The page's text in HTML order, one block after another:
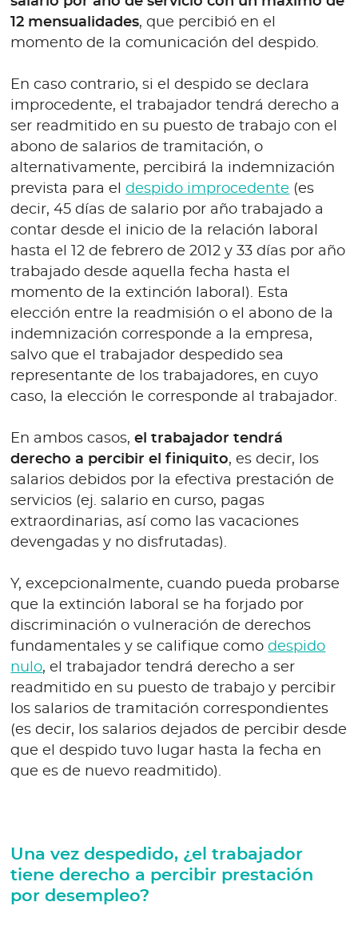
12 mensualidades, que percibió en el
momento de la comunicación del despido.
En caso contrario, si el despido se declara
improcedente, el trabajador tendrá derecho a
ser readmitido en su puesto de trabajo con el
abono de salarios de tramitación, o
alternativamente, percibirá la indemnización
prevista para eldespido improcedente (es
decir, 45 días de salario por año trabajado a
contar desde el inicio de la relación laboral
hasta el 12 de febrero de 2012 y 33 días por año
trabajado desde aquella fecha hasta el
momento de la extinción laboral). Esta
elección entre la readmisión o el abono de la
indemnización corresponde a la empresa,
salvo que el trabajador despedido sea
representante de los trabajadores, en cuyo
caso, la elección le corresponde al trabajador.
En ambos casos,el trabajador tendrá
derecho a percibir el finiquito, es decir, los
salarios debidos por la efectiva prestación de
servicios (ej. salario en curso, pagas
extraordinarias, así como las vacaciones
devengadas y no disfrutadas).
Y, excepcionalmente, cuando pueda probarse
que la extinción laboral se ha forjado por
discriminación o vulneración de derechos
fundamentales y se califique comodespido
nulo, el trabajador tendrá derecho a ser
readmitido en su puesto de trabajo y percibir
los salarios de tramitación correspondientes
(es decir, los salarios dejados de percibir desde
que el despido tuvo lugar hasta la fecha en
que es de nuevo readmitido).
Una vez despedido, ¿el trabajador
tiene derecho a percibir prestación
por desempleo?